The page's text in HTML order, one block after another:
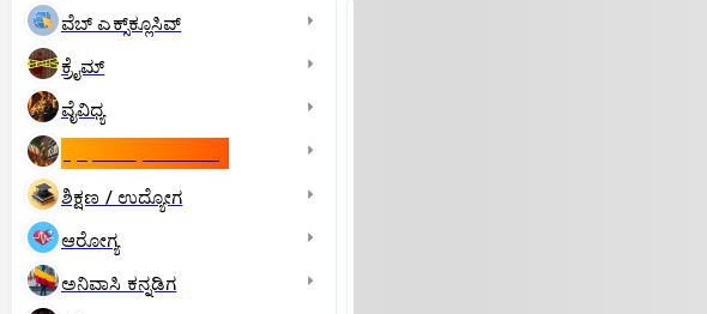
ವೆಬ್ ಎಕ್ಸ್‌ಕ್ಲೂಸಿವ್
ಕ್ರೈಮ್
ವೈವಿಧ್ಯ
ಶಿಕ್ಷಣ / ಉದ್ಯೋಗ
ಆರೋಗ್ಯ
ಅನಿವಾಸಿ ಕನ್ನಡಿಗ